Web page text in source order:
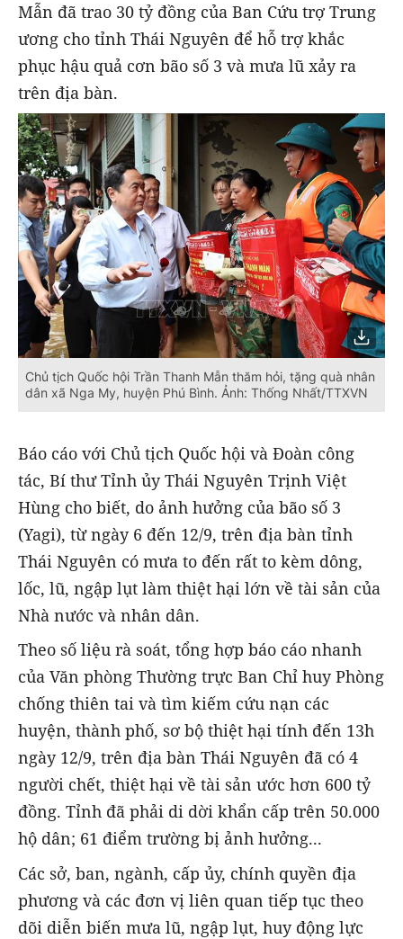
Mẫn đã trao 30 tỷ đồng của Ban Cứu trợ Trung
ương cho tỉnh Thái Nguyên để hỗ trợ khắc
phục hậu quả cơn bão số 3 và mưa lũ xảy ra
trên địa bàn.
Chủ tịch Quốc hội Trần Thanh Mẫn thăm hỏi, tặng quà nhân
dân xã Nga My, huyện Phú Bình. Ảnh: Thống Nhất/TTXVN
Báo cáo với Chủ tịch Quốc hội và Đoàn công
tác, Bí thư Tỉnh ủy Thái Nguyên Trịnh Việt
Hùng cho biết, do ảnh hưởng của bão số 3
(Yagi), từ ngày 6 đến 12/9, trên địa bàn tỉnh
Thái Nguyên có mưa to đến rất to kèm dông,
lốc, lũ, ngập lụt làm thiệt hại lớn về tài sản của
Nhà nước và nhân dân.
Theo số liệu rà soát, tổng hợp báo cáo nhanh
của Văn phòng Thường trực Ban Chỉ huy Phòng
chống thiên tai và tìm kiếm cứu nạn các
huyện, thành phố, sơ bộ thiệt hại tính đến 13h
ngày 12/9, trên địa bàn Thái Nguyên đã có 4
người chết, thiệt hại về tài sản ước hơn 600 tỷ
đồng. Tỉnh đã phải di dời khẩn cấp trên 50.000
hộ dân; 61 điểm trường bị ảnh hưởng...
Các sở, ban, ngành, cấp ủy, chính quyền địa
phương và các đơn vị liên quan tiếp tục theo
dõi diễn biến mưa lũ, ngập lụt, huy động lực